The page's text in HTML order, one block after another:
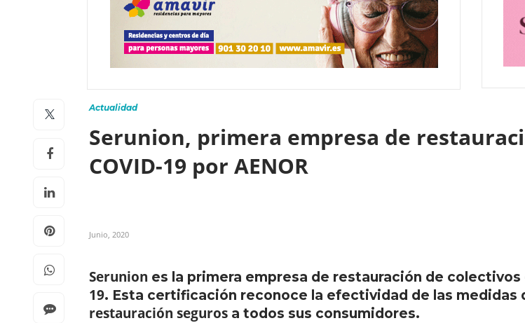
Actualidad
Serunion, primera empresa de
COVID-19 por AENOR
Junio, 2020
Serunion es la primera empresa de restauración de
19. Esta certificación reconoce la efectividad de las medidas
restauración seguros a todos sus consumidores.